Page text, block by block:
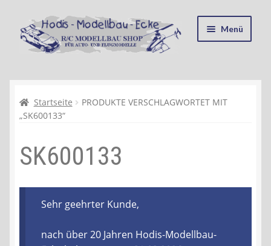
Zur
Navigation
springen
Zum
Inhalt
springen
Menü
Kasse
Recycling, Entsorgung und Umwelt
Shop
Warenkorb
Startseite
PRODUKTE VERSCHLAGWORTET MIT
„SK600133“
SK600133
Sehr geehrter Kunde,
nach über 20 Jahren Hodis-Modellbau-